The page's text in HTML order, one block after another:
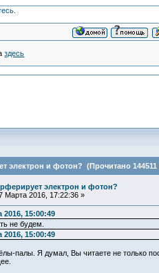
.
здесь
электрон и фотон? (Прочитано 144511
электрон и фотон?
Марта 2016, 17:22:36 »
2016, 15:00:49
не будем.
2016, 15:00:49
палы. Я думал, Вы читаете не только